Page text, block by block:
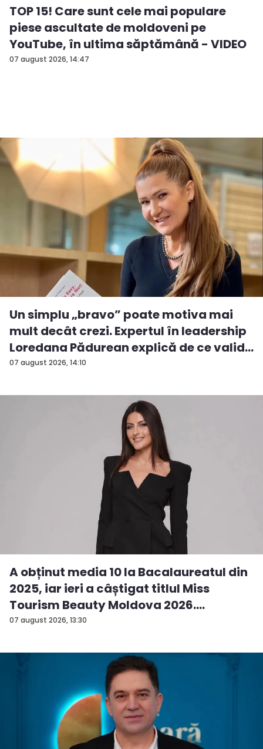
07 august 2026, 14:47
TOP 15! Care sunt cele mai populare
piese ascultate de moldoveni pe
YouTube, în ultima săptămână - VIDEO
07 august 2026, 14:10
Un simplu „bravo” poate motiva mai
mult decât crezi. Expertul în leadership
Loredana Pădurean explică de ce valid...
07 august 2026, 13:30
A obținut media 10 la Bacalaureatul din
2025, iar ieri a câștigat titlul Miss
Tourism Beauty Moldova 2026.
Andreea...